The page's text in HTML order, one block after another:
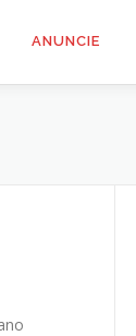
ANUNCIE